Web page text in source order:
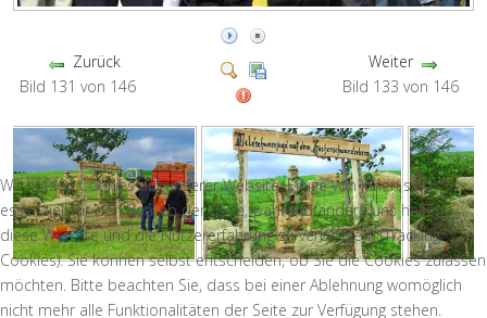
Zurück
Bild 131 von 146
Weiter
Bild 133 von 146
Wir nutzen Cookies auf unserer Website. Einige von ihnen sind
essenziell für den Betrieb der Seite, während andere uns helfen,
diese Website und die Nutzererfahrung zu verbessern (Tracking
Cookies). Sie können selbst entscheiden, ob Sie die Cookies zulassen
möchten. Bitte beachten Sie, dass bei einer Ablehnung womöglich
nicht mehr alle Funktionalitäten der Seite zur Verfügung stehen.